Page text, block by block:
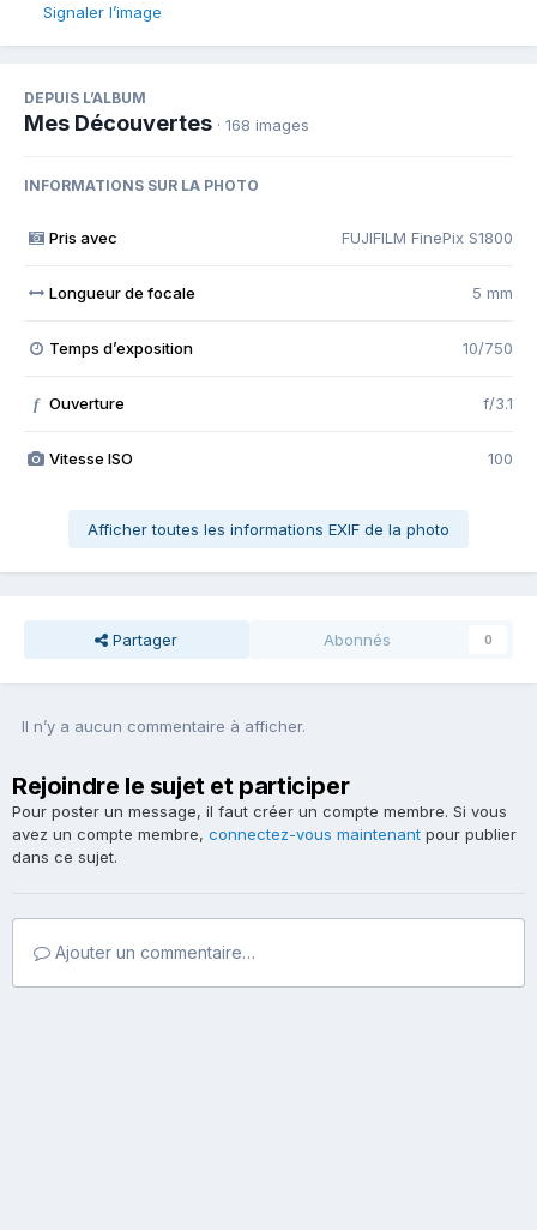
Signaler l’image
DEPUIS L’ALBUM
Mes Découvertes · 168 images
INFORMATIONS SUR LA PHOTO
Pris avec FUJIFILM FinePix S1800
Longueur de focale 5 mm
Temps d’exposition 10/750
f Ouverture f/3.1
Vitesse ISO 100
Afficher toutes les informations EXIF de la photo
Partager Abonnés 0
Il n’y a aucun commentaire à afficher.
Rejoindre le sujet et participer
Pour poster un message, il faut créer un compte membre. Si vous
avez un compte membre, connectez-vous maintenant pour publier
dans ce sujet.
Ajouter un commentaire…